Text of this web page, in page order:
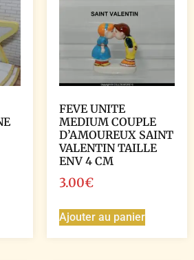
FEVE UNITE
MEDIUM COUPLE
D’AMOUREUX SAINT
VALENTIN TAILLE
ENV 4 CM
3.00€
Ajouter au panier